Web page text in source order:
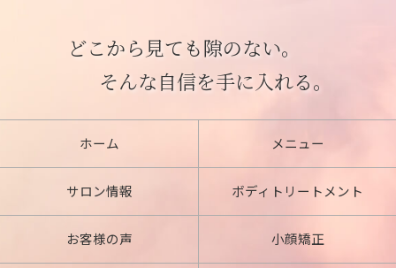
どこから見ても隙のない。
そんな自信を手に入れる。
ホーム
サロン情報
お客様の声
メニュー
ボディトリートメント
小顔矯正